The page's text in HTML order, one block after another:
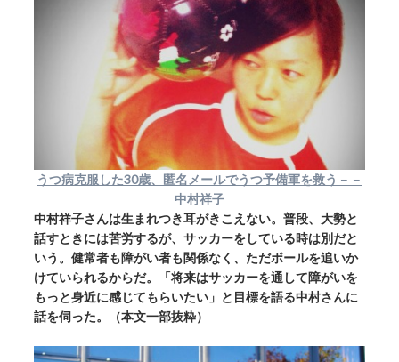
うつ病克服した30歳、匿名メールでうつ予備軍を救う－－
中村祥子
中村祥子さんは生まれつき耳がきこえない。普段、大勢と
話すときには苦労するが、サッカーをしている時は別だと
いう。健常者も障がい者も関係なく、ただボールを追いか
けていられるからだ。「将来はサッカーを通して障がいを
もっと身近に感じてもらいたい」と目標を語る中村さんに
話を伺った。（本文一部抜粋）